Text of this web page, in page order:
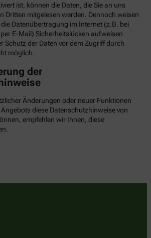
ist, können die Daten, die Sie an uns
Dritten mitgelesen werden. Dennoch weisen
Datenübertragung im Internet (z.B. bei
E-Mail) Sicherheitslücken aufweisen
Schutz der Daten vor dem Zugriff durch
möglich.
der
Änderungen oder neuer Funktionen
diese Datenschutzhinweise von
empfehlen wir Ihnen, diese